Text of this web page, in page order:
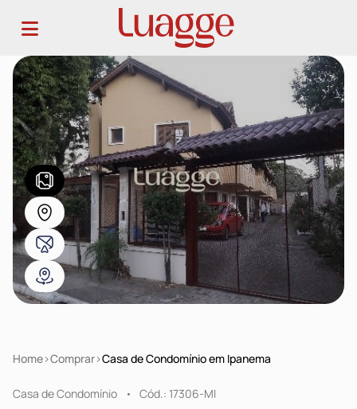
Home Comprar Casa de Condomínio em Ipanema
Casa de Condomínio Cód.: 17306-MI